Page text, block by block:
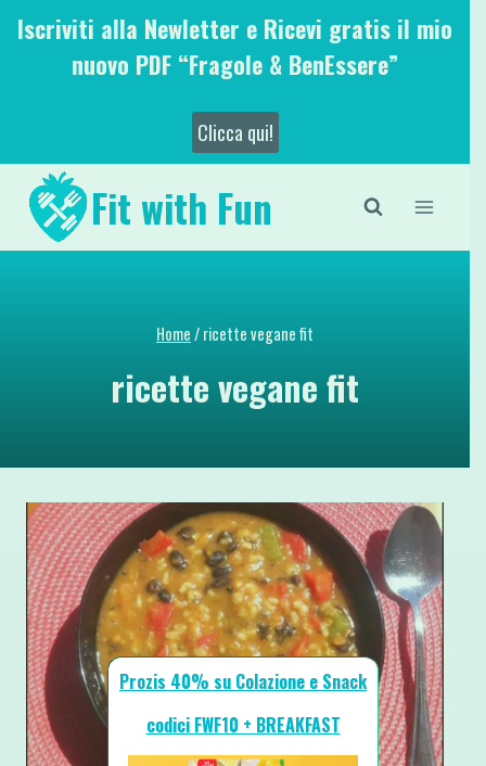
SaltaIscriviti alla Newletter e Ricevi gratis il mio
nuovo PDF “Fragole & BenEssere”
Clicca qui!
Fit with Fun
Home/ricette vegane fit
ricette vegane fit
Prozis 40% su Colazione e Snack
codici FWF10 + BREAKFAST